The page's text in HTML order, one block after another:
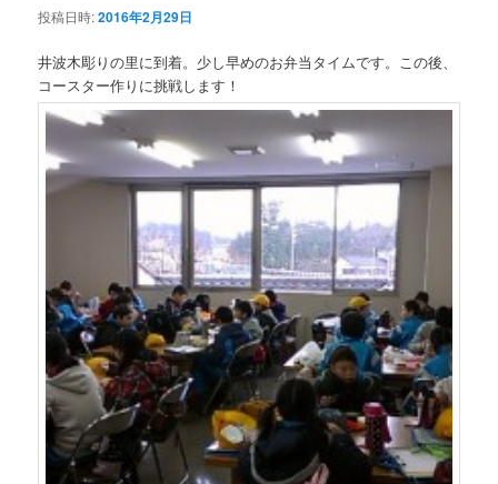
投稿日時:2016年2月29日
井波木彫りの里に到着。少し早めのお弁当タイムです。この後、
コースター作りに挑戦します！